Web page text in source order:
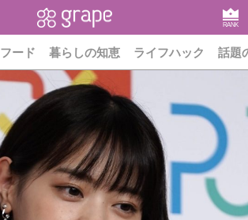
RANK
フード 暮らしの知恵 ライフハック 話題